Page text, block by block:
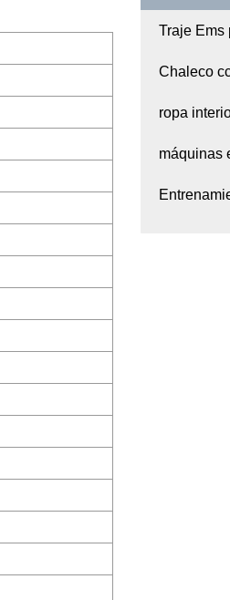
Traje Ems
Chaleco
ropa
máquinas